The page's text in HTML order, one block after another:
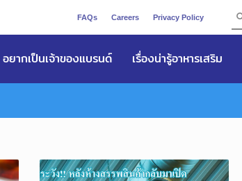
FAQs Careers Privacy Policy
อยากเป็นเจ้าของแบรนด์ เรื่องน่ารู้อาหารเสริม